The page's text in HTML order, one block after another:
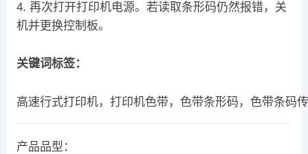
再次打开打印机电源。若读取条形码仍然报错，关
机并更换控制板。
关键词标签：
高速行式打印机，打印机色带，色带条形码，色带条码
产品品型：